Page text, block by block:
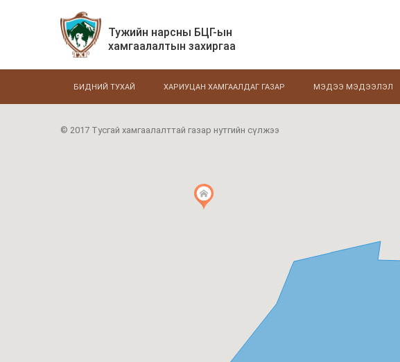
Тужийн нарсны БЦГ-ын
хамгаалалтын захиргаа
БИДНИЙ ТУХАЙ ХАРИУЦАН ХАМГААЛДАГ ГАЗАР МЭДЭЭ МЭДЭЭЛЭЛ
© 2017 Тусгай хамгаалалттай газар нутгийн сүлжээ